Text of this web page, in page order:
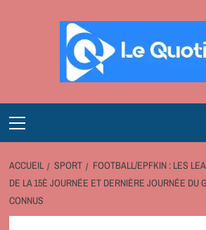
Menu
ACCUEIL SPORT
FOOTBALL/EPFKIN : LES
DE LA 15È JOURNÉE ET DERNIÈRE JOURNÉE DU
CONNUS